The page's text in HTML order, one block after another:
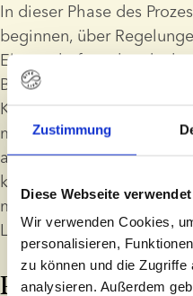
Zustimmung
Diese Webseite
Wir verwenden Cookies,
personalisieren,
zu können und die
analysieren. Außerdem
In dieser Phase des
beginnen, über
Elternschaft
Beispiel möchten
Kinderwunschbehandlung
möglicherweise
austrägt und ob eine
kommt. Alle
möglicherweise darüber
Leben mit der Ankunft
Planen, wie Sie